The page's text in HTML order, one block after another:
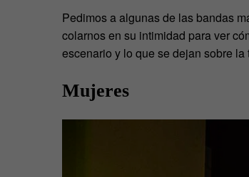
Pedimos a algunas de las bandas
colarnos en su intimidad para ver
escenario y lo que se dejan sobre la
Mujeres